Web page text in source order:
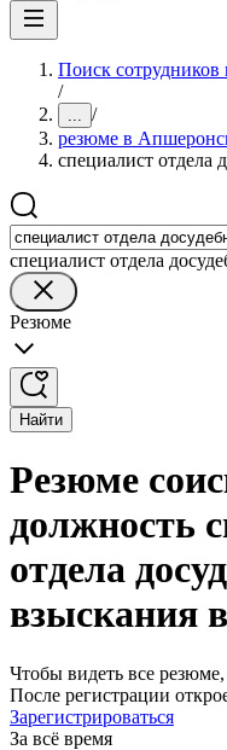
Поиск
/
... /
резюме в
специалист отдела
специалист отдела
Резюме
Найти
Резюме
должность
отдела
взыскания
Чтобы видеть все резюме,
После регистрации
Зарегистрироваться
За всё время